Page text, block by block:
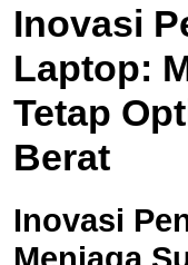
Inovasi
Laptop:
Tetap
Berat
Inovasi